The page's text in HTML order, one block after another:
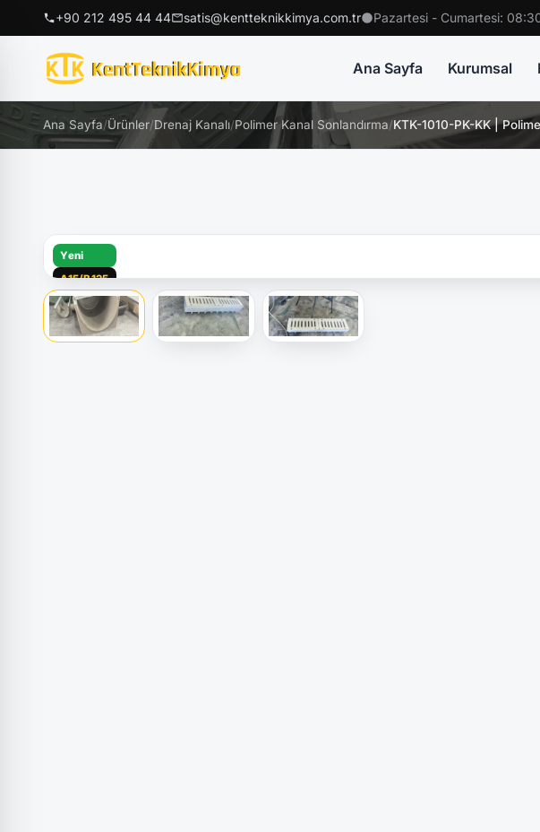
+90 212 495 44 44 satis@kentteknikkimya.com.tr Pazartesi - Cumartesi:
Ana Sayfa Kurumsal
Ana Sayfa/Ürünler/Drenaj Kanalı/Polimer Kanal Sonlandırma/KTK-1010-PK-KK |
Yeni
A15/B125